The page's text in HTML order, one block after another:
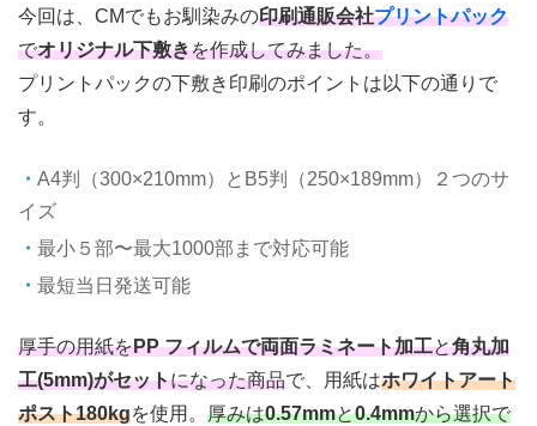
今回は、CMでもお馴染みの印刷通販会社プリントパック
でオリジナル下敷きを作成してみました。
プリントパックの下敷き印刷のポイントは以下の通りで
す。
A4判（300×210mm）とB5判（250×189mm）２つのサ
イズ
最小５部〜最大1000部まで対応可能
最短当日発送可能
厚手の用紙をPP フィルムで両面ラミネート加工と角丸加
工(5mm)がセットになった商品で、用紙はホワイトアート
ポスト180kgを使用。 厚みは0.57mmと0.4mmから選択で